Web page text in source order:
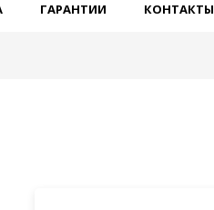
ГАРАНТИИ КОНТАКТЫ